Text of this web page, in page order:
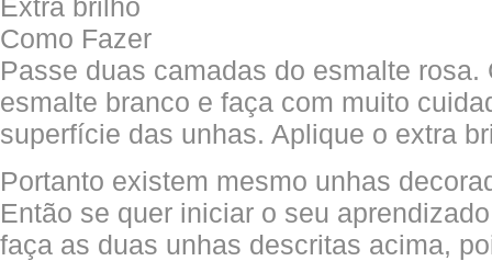
Extra brilho
Como Fazer
Passe duas camadas do esmalte rosa.
esmalte branco e faça com muito
superfície das unhas. Aplique o extra
Portanto existem mesmo unhas
Então se quer iniciar o seu
faça as duas unhas descritas acima,